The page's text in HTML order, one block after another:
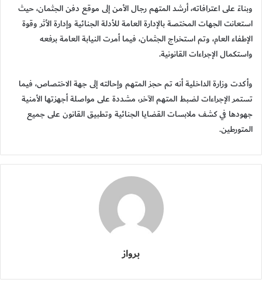
وبناءً على اعترافاته، أرشد المتهم رجال الأمن إلى موقع دفن الجثمان، حيث
استعانت الجهات المختصة بالإدارة العامة للأدلة الجنائية وإدارة الأثر وقوة
الإطفاء العام، وتم استخراج الجثمان، فيما أمرت النيابة العامة برفعه
واستكمال الإجراءات القانونية.
وأكدت وزارة الداخلية أنه تم حجز المتهم وإحالته إلى جهة الاختصاص، فيما
تستمر الإجراءات لضبط المتهم الآخر، مشددة على مواصلة أجهزتها الأمنية
جهودها في كشف ملابسات القضايا الجنائية وتطبيق القانون على جميع
المتورطين.
برواز